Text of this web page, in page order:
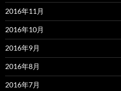
2016年11月
2016年10月
2016年9月
2016年8月
2016年7月